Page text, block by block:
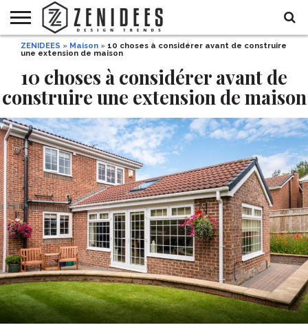
HOME
FÊTE
BEAUTÉ
ZENIDEES » Maison » 10 choses à considérer avant de construire
une extension de maison
10 choses à considérer avant de
construire une extension de maison